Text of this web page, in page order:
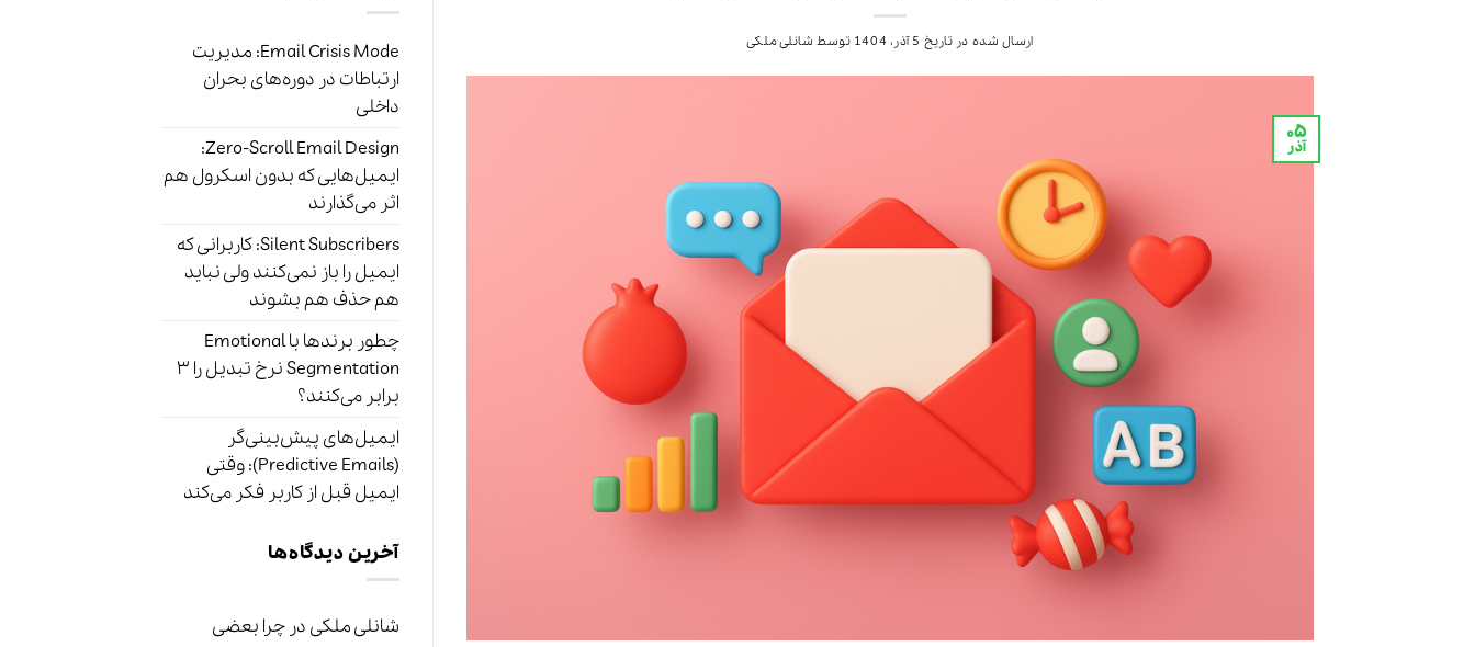
ارسال شده در تاریخ 5 آذر، 1404 توسط شانلی ملکی
۰۵
آذر
Email Crisis Mode: مدیریت
ارتباطات در دوره‌های بحران
داخلی
Zero-Scroll Email Design:
ایمیل‌هایی که بدون اسکرول هم
اثر می‌گذارند
Silent Subscribers: کاربرانی که
ایمیل را باز نمی‌کنند ولی نباید
هم حذف هم بشوند
چطور برندها با Emotional
Segmentation نرخ تبدیل را ۳
برابر می‌کنند؟
ایمیل‌های پیش‌بینی‌گر
(Predictive Emails): وقتی
ایمیل قبل از کاربر فکر می‌کند
آخرین دیدگاه‌ها
شانلی ملکی درچرا بعضی